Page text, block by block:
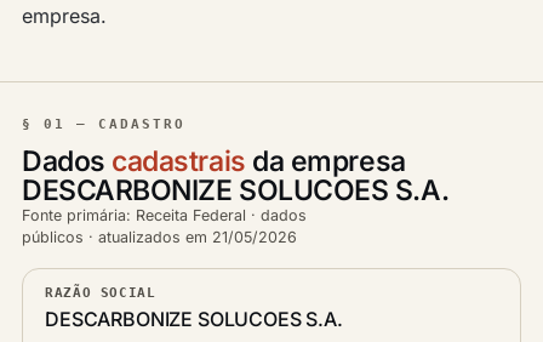
empresa.
§ 01 — CADASTRO
Dados cadastrais da empresa
DESCARBONIZE SOLUCOES S.A.
Fonte primária: Receita Federal · dados
públicos · atualizados em 21/05/2026
RAZÃO SOCIAL
DESCARBONIZE SOLUCOES S.A.